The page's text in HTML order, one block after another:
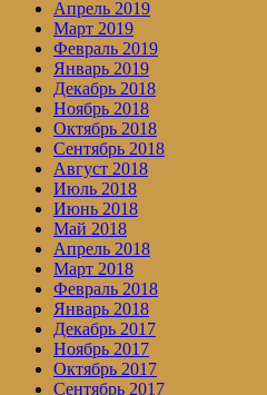
Апрель 2019
Март 2019
Февраль 2019
Январь 2019
Декабрь 2018
Ноябрь 2018
Октябрь 2018
Сентябрь 2018
Август 2018
Июль 2018
Июнь 2018
Май 2018
Апрель 2018
Март 2018
Февраль 2018
Январь 2018
Декабрь 2017
Ноябрь 2017
Октябрь 2017
Сентябрь 2017